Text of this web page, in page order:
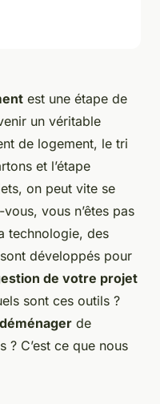
est une étape de
un véritable
de logement, le tri
et l’étape
on peut vite se
vous n’êtes pas
technologie, des
développés pour
de votre projet
sont ces outils ?
déménager de
? C’est ce que nous